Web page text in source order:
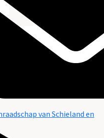
van Schieland en